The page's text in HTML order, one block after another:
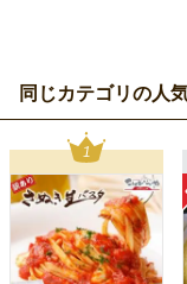
同じカテゴリの人